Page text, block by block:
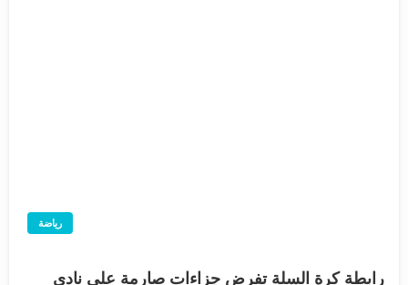
رياضة
رابطة كرة السلة تفرض جزاءات صارمة على نادي